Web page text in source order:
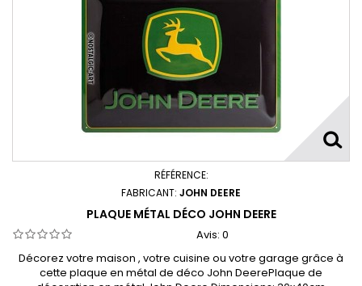
RÉFÉRENCE:
FABRICANT: JOHN DEERE
PLAQUE MÉTAL DÉCO JOHN DEERE
Avis: 0
Décorez votre maison , votre cuisine ou votre garage grâce à
cette plaque en métal de déco John DeerePlaque de